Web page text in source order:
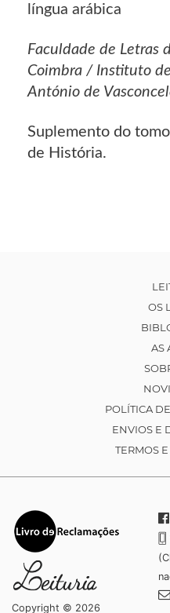
língua arábica
Faculdade de Letras
Coimbra / Instituto
António de
Suplemento do
de História.
OS
AS
POLÍTICA
ENVIOS E
TERMOS
Copyright © 2026